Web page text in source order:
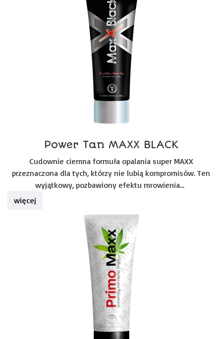
Power Tan MAXX BLACK
Cudownie ciemna formuła opalania super MAXX
przeznaczona dla tych, którzy nie lubią kompromisów. Ten
wyjątkowy, pozbawiony efektu mrowienia...
więcej